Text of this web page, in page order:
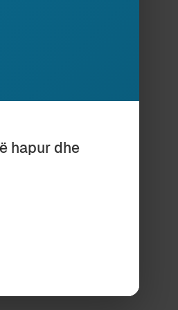
nevojë për
hapur dhe